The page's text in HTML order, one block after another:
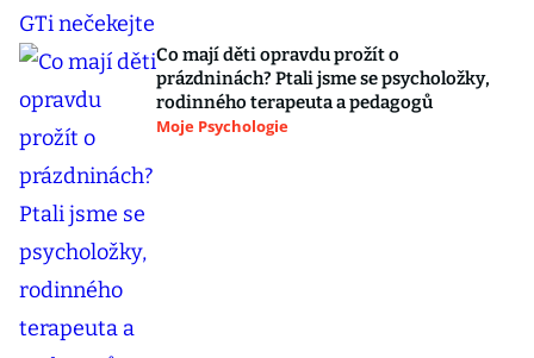
Co mají děti opravdu prožít o
prázdninách? Ptali jsme se psycholožky,
rodinného terapeuta a pedagogů
Moje Psychologie